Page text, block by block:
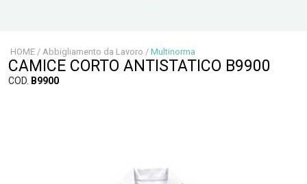
HOME / Abbigliamento da Lavoro / Multinorma
CAMICE CORTO ANTISTATICO B9900
COD. B9900